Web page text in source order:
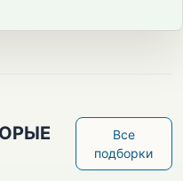
Все
подборки